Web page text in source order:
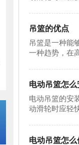
吊篮的优点
吊篮是一种能
一种趋势，在
电动吊篮怎么
电动吊篮的安
动滑轮时应轻
电动吊篮怎么